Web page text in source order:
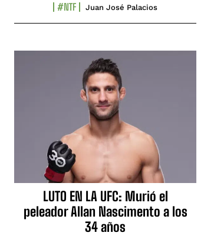
#NTF Juan José Palacios
LUTO EN LA UFC: Murió el
peleador Allan Nascimento a los
34 años